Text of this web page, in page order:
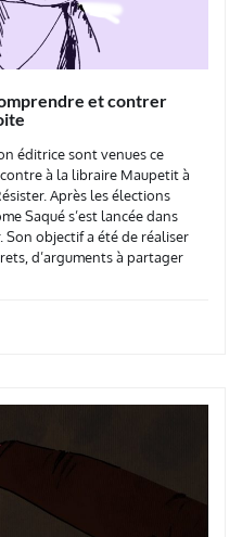
et contrer
éditrice sont venues ce
à la libraire Maupetit à
Après les élections
Saqué s’est lancée dans
Son objectif a été de réaliser
d’arguments à partager